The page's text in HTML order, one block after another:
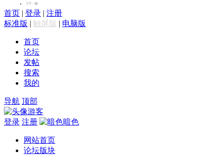
飞币： 22
首页 | 登录 | 注册
标准版 | 触屏版 | 电脑版
首页
论坛
发帖
搜索
我的
导航 顶部
游客
登录 注册 暗色
网站首页
论坛版块